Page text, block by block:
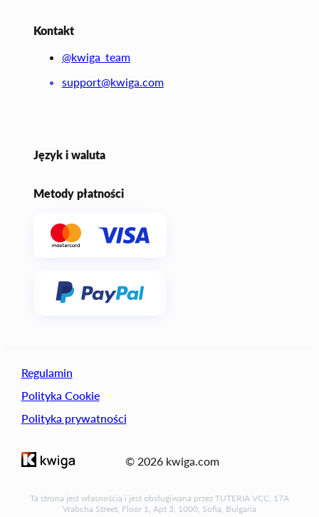
Kontakt
@kwiga_team
support@kwiga.com
Język i waluta
Metody płatności
© 2026 kwiga.com
Regulamin
Polityka Cookie
Polityka prywatności
Ta strona jest własnością i jest obsługiwana przez TUTERIA VCC, 17A
Vrabcha Street, Floor 1, Apt 3, 1000, Sofia, Bulgaria